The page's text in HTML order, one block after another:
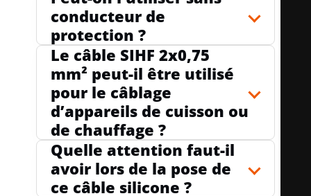
conducteur de
protection ?
Le câble SIHF 2x0,75
mm² peut-il être utilisé
pour le câblage
d’appareils de cuisson ou
de chauffage ?
Quelle attention faut-il
avoir lors de la pose de
ce câble silicone ?